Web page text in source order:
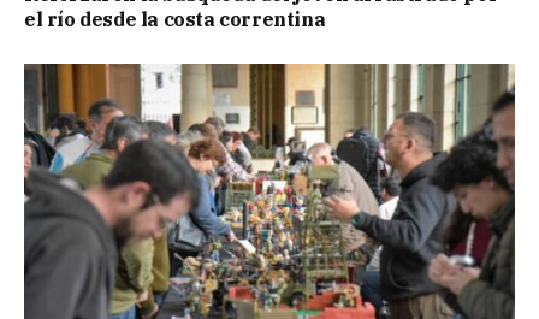
el río desde la costa correntina